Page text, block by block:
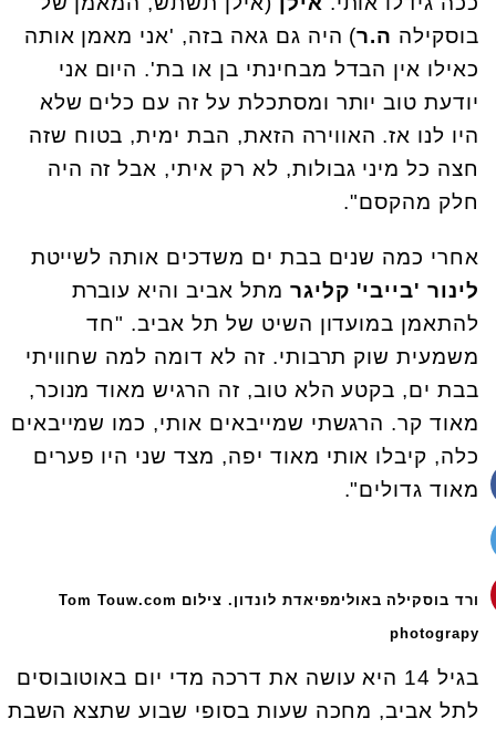
בוסקילה ה.ר) היה גם גאה בזה, 'אני מאמן אותה
כאילו אין הבדל מבחינתי בן או בת'. היום אני
יודעת טוב יותר ומסתכלת על זה עם כלים שלא
היו לנו אז. האווירה הזאת, הבת ימית, בטוח שזה
חצה כל מיני גבולות, לא רק איתי, אבל זה היה
חלק מהקסם".
אחרי כמה שנים בבת ים משדכים אותה לשייטת
לינור 'בייבי' קליגר מתל אביב והיא עוברת
להתאמן במועדון השיט של תל אביב. "חד
משמעית שוק תרבותי. זה לא דומה למה שחוויתי
בבת ים, בקטע הלא טוב, זה הרגיש מאוד מנוכר,
מאוד קר. הרגשתי שמייבאים אותי, כמו שמייבאים
כלה, קיבלו אותי מאוד יפה, מצד שני היו פערים
מאוד גדולים".
ורד בוסקילה באולימפיאדת לונדון. צילום Tom Touw.com
photograpy
בגיל 14 היא עושה את דרכה מדי יום באוטובוסים
לתל אביב, מחכה שעות בסופי שבוע שתצא השבת